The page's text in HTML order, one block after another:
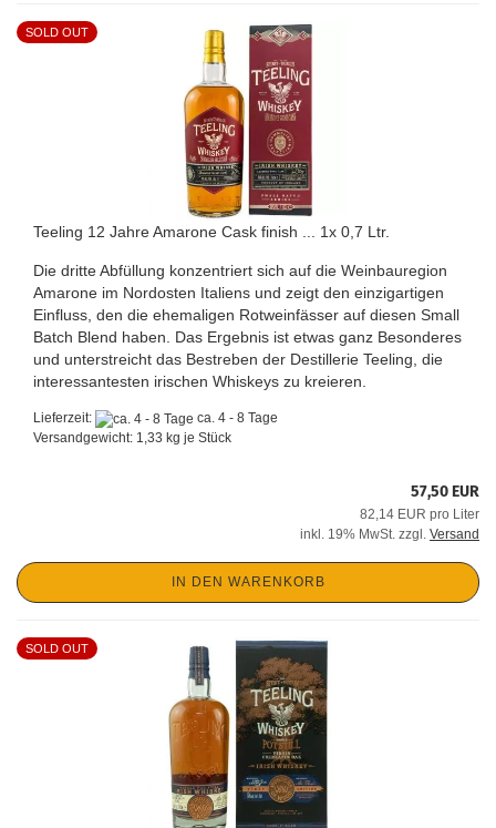
SOLD OUT
Teeling 12 Jahre Amarone Cask finish ... 1x 0,7 Ltr.
Die dritte Abfüllung konzentriert sich auf die Weinbauregion
Amarone im Nordosten Italiens und zeigt den einzigartigen
Einfluss, den die ehemaligen Rotweinfässer auf diesen Small
Batch Blend haben. Das Ergebnis ist etwas ganz Besonderes
und unterstreicht das Bestreben der Destillerie Teeling, die
interessantesten irischen Whiskeys zu kreieren.
Lieferzeit:
ca. 4 - 8 Tage
Versandgewicht: 1,33 kg je Stück
57,50 EUR
82,14 EUR pro Liter
inkl. 19% MwSt. zzgl. Versand
IN DEN WARENKORB
SOLD OUT